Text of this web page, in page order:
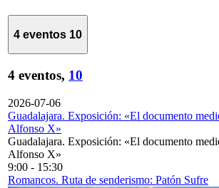
4 eventos 10
4 eventos, 10
2026-07-06
Guadalajara. Exposición: «El documento
Alfonso X»
Guadalajara. Exposición: «El documento
Alfonso X»
9:00 - 15:30
Romancos. Ruta de senderismo: Patón Sufre